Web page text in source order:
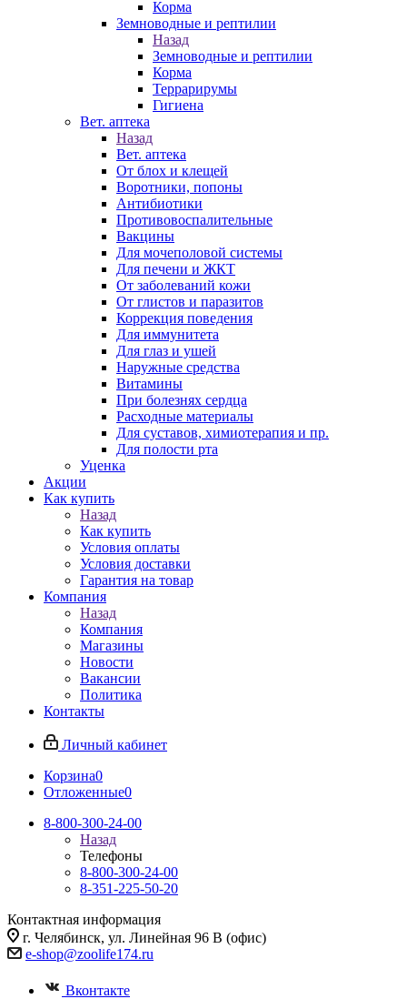
Корма
Земноводные и рептилии
Назад
Земноводные и рептилии
Корма
Террарирумы
Гигиена
Вет. аптека
Назад
Вет. аптека
От блох и клещей
Воротники, попоны
Антибиотики
Противовоспалительные
Вакцины
Для мочеполовой системы
Для печени и ЖКТ
От заболеваний кожи
От глистов и паразитов
Коррекция поведения
Для иммунитета
Для глаз и ушей
Наружные средства
Витамины
При болезнях сердца
Расходные материалы
Для суставов, химиотерапия и пр.
Для полости рта
Уценка
Акции
Как купить
Назад
Как купить
Условия оплаты
Условия доставки
Гарантия на товар
Компания
Назад
Компания
Магазины
Новости
Вакансии
Политика
Контакты
Личный кабинет
Корзина0
Отложенные0
8-800-300-24-00
Назад
Телефоны
8-800-300-24-00
8-351-225-50-20
Контактная информация
г. Челябинск, ул. Линейная 96 В (офис)
e-shop@zoolife174.ru
Вконтакте